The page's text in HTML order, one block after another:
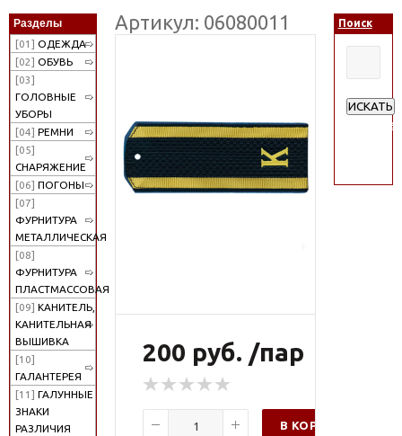
Разделы
[01] ОДЕЖДА
[02] ОБУВЬ
[03]
ГОЛОВНЫЕ
УБОРЫ
[04] РЕМНИ
[05]
СНАРЯЖЕНИЕ
[06] ПОГОНЫ
[07]
ФУРНИТУРА
МЕТАЛЛИЧЕСКАЯ
[08]
ФУРНИТУРА
ПЛАСТМАССОВАЯ
[09] КАНИТЕЛЬ,
КАНИТЕЛЬНАЯ
ВЫШИВКА
[10]
ГАЛАНТЕРЕЯ
[11] ГАЛУННЫЕ
ЗНАКИ
РАЗЛИЧИЯ
Артикул: 06080011
200 руб. /пар
В КОРЗИНУ
Поиск
ИСКАТЬ